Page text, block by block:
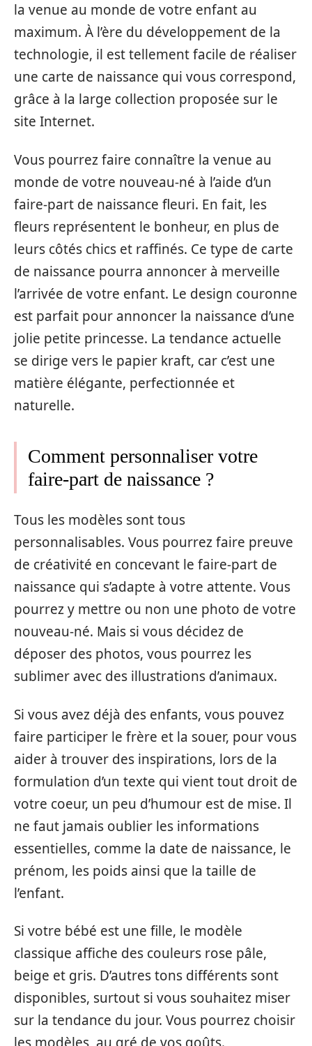
la venue au monde de votre enfant au
maximum. À l’ère du développement de la
technologie, il est tellement facile de réaliser
une carte de naissance qui vous correspond,
grâce à la large collection proposée sur le
site Internet.
Vous pourrez faire connaître la venue au
monde de votre nouveau-né à l’aide d’un
faire-part de naissance fleuri. En fait, les
fleurs représentent le bonheur, en plus de
leurs côtés chics et raffinés. Ce type de carte
de naissance pourra annoncer à merveille
l’arrivée de votre enfant. Le design couronne
est parfait pour annoncer la naissance d’une
jolie petite princesse. La tendance actuelle
se dirige vers le papier kraft, car c’est une
matière élégante, perfectionnée et
naturelle.
Comment personnaliser votre
faire-part de naissance ?
Tous les modèles sont tous
personnalisables. Vous pourrez faire preuve
de créativité en concevant le faire-part de
naissance qui s’adapte à votre attente. Vous
pourrez y mettre ou non une photo de votre
nouveau-né. Mais si vous décidez de
déposer des photos, vous pourrez les
sublimer avec des illustrations d’animaux.
Si vous avez déjà des enfants, vous pouvez
faire participer le frère et la souer, pour vous
aider à trouver des inspirations, lors de la
formulation d’un texte qui vient tout droit de
votre coeur, un peu d’humour est de mise. Il
ne faut jamais oublier les informations
essentielles, comme la date de naissance, le
prénom, les poids ainsi que la taille de
l’enfant.
Si votre bébé est une fille, le modèle
classique affiche des couleurs rose pâle,
beige et gris. D’autres tons différents sont
disponibles, surtout si vous souhaitez miser
sur la tendance du jour. Vous pourrez choisir